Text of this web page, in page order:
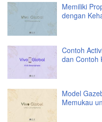
Memiliki
dengan
Contoh
dan Contoh
Model
Memukau